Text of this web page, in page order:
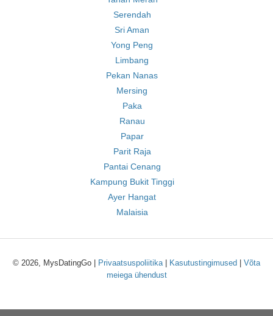
Serendah
Sri Aman
Yong Peng
Limbang
Pekan Nanas
Mersing
Paka
Ranau
Papar
Parit Raja
Pantai Cenang
Kampung Bukit Tinggi
Ayer Hangat
Malaisia
© 2026, MysDatingGo | Privaatsuspoliitika| Kasutustingimused
Võta
meiega ühendust